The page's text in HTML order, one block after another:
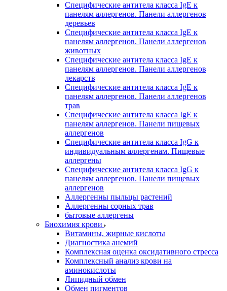
Специфические антитела класса IgE к
панелям аллергенов. Панели аллергенов
деревьев
Специфические антитела класса IgE к
панелям аллергенов. Панели аллергенов
животных
Специфические антитела класса IgE к
панелям аллергенов. Панели аллергенов
лекарств
Специфические антитела класса IgE к
панелям аллергенов. Панели аллергенов
трав
Специфические антитела класса IgE к
панелям аллергенов. Панели пищевых
аллергенов
Специфические антитела класса IgG к
индивидуальным аллергенам. Пищевые
аллергены
Специфические антитела класса IgG к
панелям аллергенов. Панели пищевых
аллергенов
Аллергенны пыльцы растений
Аллергенны сорных трав
бытовые аллергены
Биохимия крови
Витамины, жирные кислоты
Диагностика анемий
Комплексная оценка оксидативного стресса
Комплексный анализ крови на
аминокислоты
Липидный обмен
Обмен пигментов